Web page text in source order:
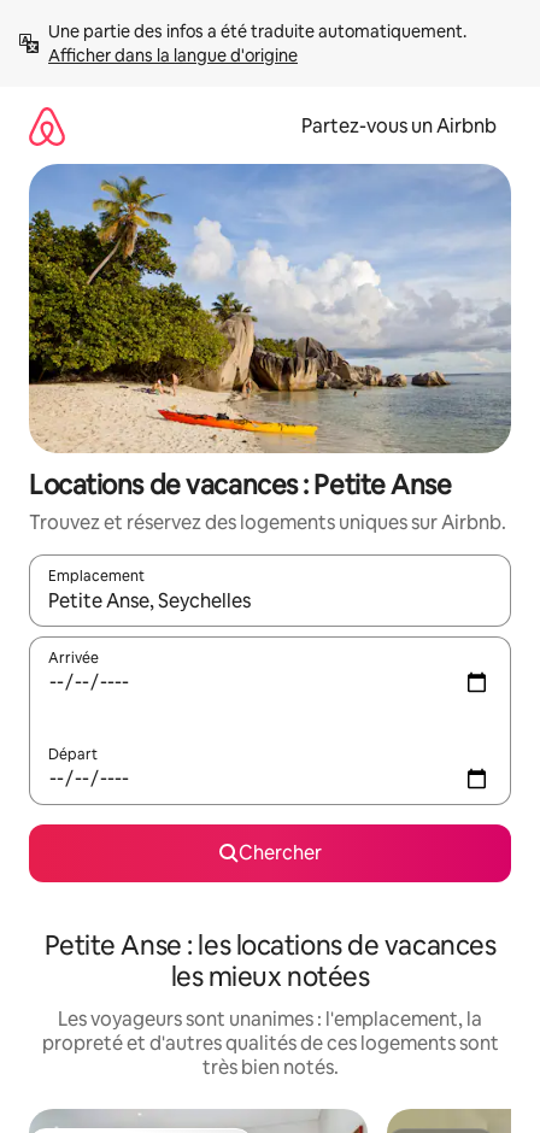
directement
Afficher dans la langue d'origine
Partez-vous un Airbnb
Locations de vacances : Petite Anse
Trouvez et réservez des logements uniques sur Airbnb.
Emplacement
Quand les résultats sont affichés, parcourez-les en utilisant
Arrivée
Départ
Chercher
Petite Anse : les locations de vacances
les mieux notées
Les voyageurs sont unanimes : l'emplacement, la
propreté et d'autres qualités de ces logements sont
très bien notés.